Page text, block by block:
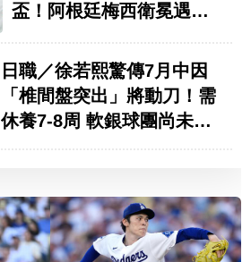
盃！阿根廷梅西衛冕遇強
日職／徐若熙驚傳7月中因
「椎間盤突出」將動刀！需
休養7-8周 軟銀球團尚未證